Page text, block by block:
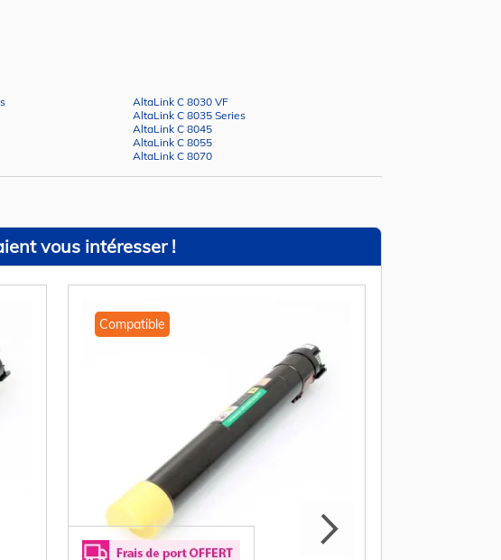
AltaLink C 8030 VF
AltaLink C 8035 Series
AltaLink C 8045
AltaLink C 8055
AltaLink C 8070
vous intéresser !
Compatible